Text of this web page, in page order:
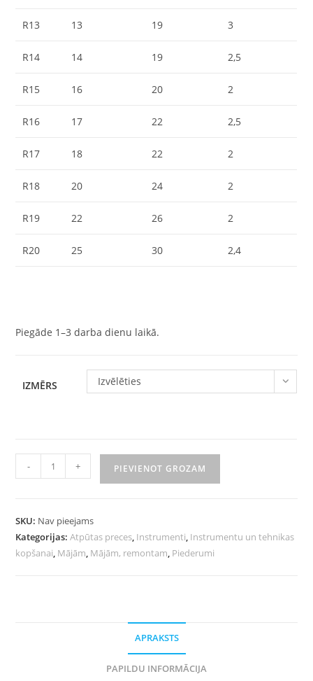
R13 13 19 3
R14 14 19 2,5
R15 16 20 2
R16 17 22 2,5
R17 18 22 2
R18 20 24 2
R19 22 26 2
R20 25 30 2,4
Piegāde 1–3 darba dienu laikā.
IZMĒRS Izvēlēties
- + PIEVIENOT GROZAM
SKU: Nav pieejams
Kategorijas:Atpūtas preces, Instrumenti, Instrumentu un tehnikas
kopšanai, Mājām, Mājām, remontam, Piederumi
APRAKSTS
PAPILDU INFORMĀCIJA